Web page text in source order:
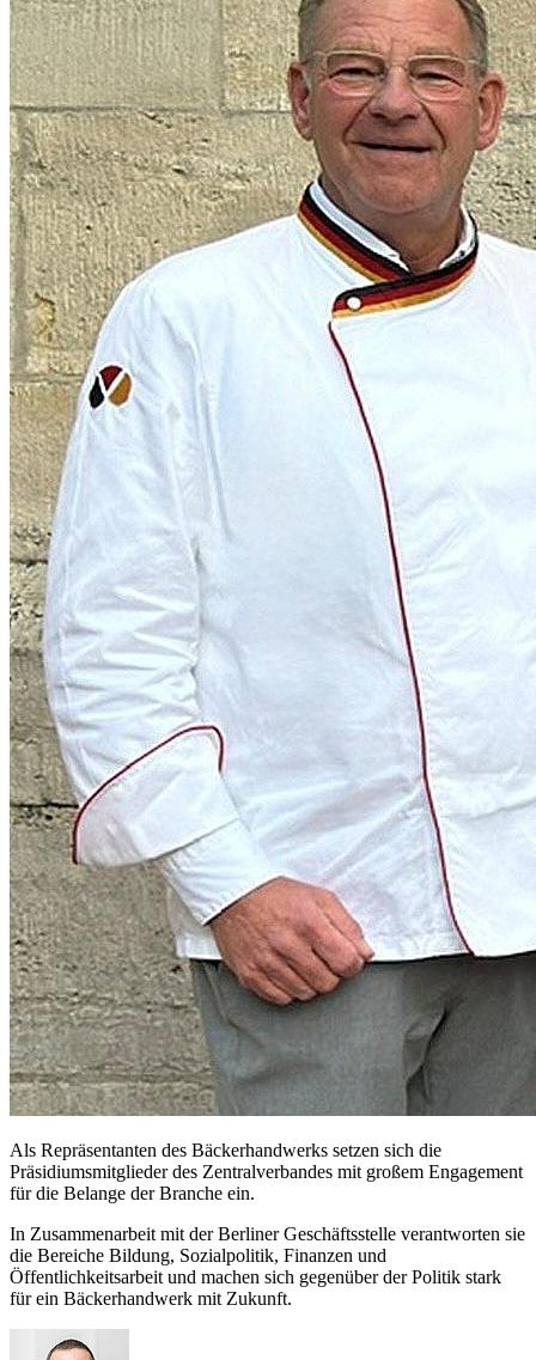
Als Repräsentanten des Bäckerhandwerks setzen sich die
Präsidiumsmitglieder des Zentralverbandes mit großem Engagement
für die Belange der Branche ein.
In Zusammenarbeit mit der Berliner Geschäftsstelle verantworten sie
die Bereiche Bildung, Sozialpolitik, Finanzen und
Öffentlichkeitsarbeit und machen sich gegenüber der Politik stark
für ein Bäckerhandwerk mit Zukunft.